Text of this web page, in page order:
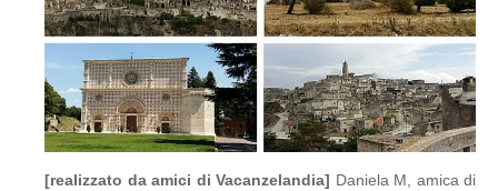
[realizzato da amici di Vacanzelandia] Daniela M, amica di